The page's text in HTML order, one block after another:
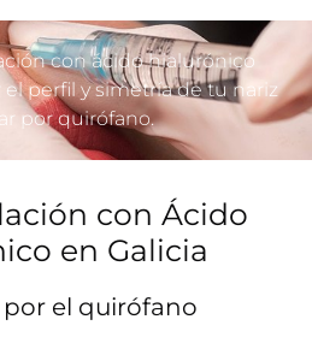
con ácido hialurónico
perfil y simetría de tu nariz
por quirófano.
con Ácido
en Galicia
por el quirófano